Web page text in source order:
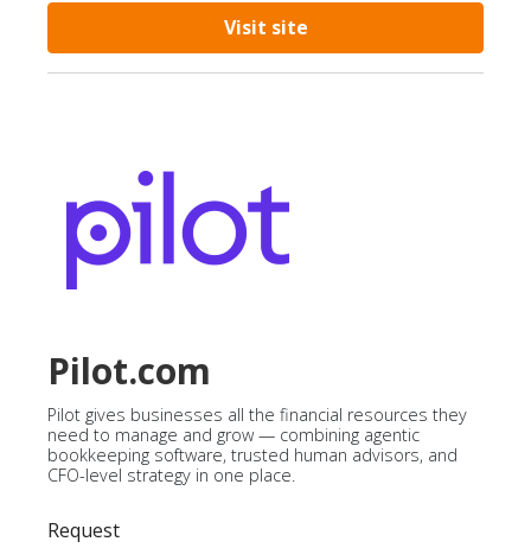
Visit site
Pilot.com
Pilot gives businesses all the financial resources they
need to manage and grow — combining agentic
bookkeeping software, trusted human advisors, and
CFO-level strategy in one place.
Request